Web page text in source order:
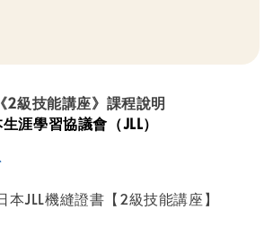
2級技能講座》課程說明
涯學習協議會（JLL）
本JLL機縫證書【2級技能講座】